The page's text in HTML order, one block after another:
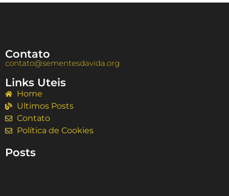
Contato
contato@sementesdavida.org
Links Uteis
Home
Ultimos Posts
Contato
Política de Cookies
Posts